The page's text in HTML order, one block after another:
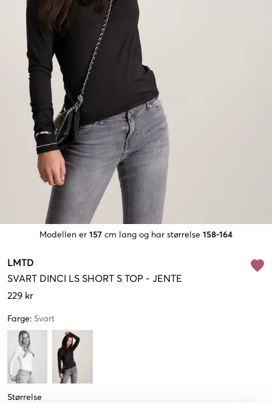
Modellen er 157 cm lang og har størrelse 158-164
LMTD
SVART DINCI LS SHORT S TOP - JENTE
229 kr
Farge: Svart
Størrelse